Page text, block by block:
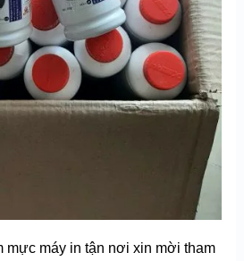
mực máy in tận nơi xin mời tham